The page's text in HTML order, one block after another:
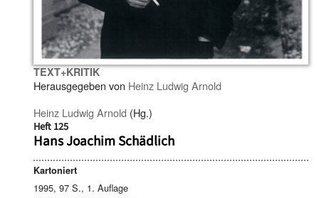
TEXT+KRITIK
Herausgegeben von Heinz Ludwig Arnold
Heinz Ludwig Arnold (Hg.)
Heft 125
Hans Joachim Schädlich
Kartoniert
1995, 97 S., 1. Auflage